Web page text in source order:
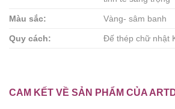
Màu sắc: Vàng- sâm banh
Quy cách: Đế thép chữ nhật
CAM KẾT VỀ SẢN PHẨM CỦA